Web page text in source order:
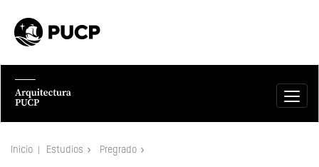
Inicio Estudios Pregrado